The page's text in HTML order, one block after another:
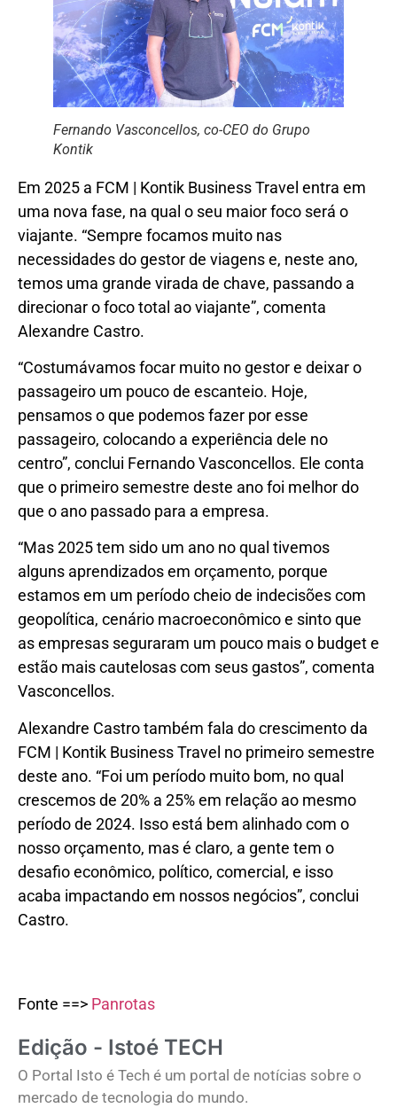
Fernando Vasconcellos, co-CEO do Grupo
Kontik
Em 2025 a FCM | Kontik Business Travel entra em
uma nova fase, na qual o seu maior foco será o
viajante. “Sempre focamos muito nas
necessidades do gestor de viagens e, neste ano,
temos uma grande virada de chave, passando a
direcionar o foco total ao viajante”, comenta
Alexandre Castro.
“Costumávamos focar muito no gestor e deixar o
passageiro um pouco de escanteio. Hoje,
pensamos o que podemos fazer por esse
passageiro, colocando a experiência dele no
centro”, conclui Fernando Vasconcellos. Ele conta
que o primeiro semestre deste ano foi melhor do
que o ano passado para a empresa.
“Mas 2025 tem sido um ano no qual tivemos
alguns aprendizados em orçamento, porque
estamos em um período cheio de indecisões com
geopolítica, cenário macroeconômico e sinto que
as empresas seguraram um pouco mais o budget e
estão mais cautelosas com seus gastos”, comenta
Vasconcellos.
Alexandre Castro também fala do crescimento da
FCM | Kontik Business Travel no primeiro semestre
deste ano. “Foi um período muito bom, no qual
crescemos de 20% a 25% em relação ao mesmo
período de 2024. Isso está bem alinhado com o
nosso orçamento, mas é claro, a gente tem o
desafio econômico, político, comercial, e isso
acaba impactando em nossos negócios”, conclui
Castro.
Fonte ==> Panrotas
Edição - Istoé TECH
O Portal Isto é Tech é um portal de notícias sobre o
mercado de tecnologia do mundo.